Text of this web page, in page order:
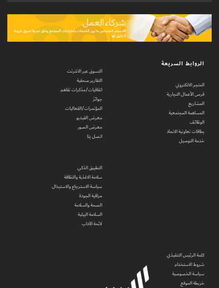
الروابط السريعة
المتجر الالكتروني
فرص الأعمال التجارية
المشاريع
المساهمة المجتمعية
الوظائف
بطاقات تعاونية الاتحاد
خدمة التوصيل
التسوق عبر الانترنت
التقارير صحفية
اتفاقيات/مذكرات تفاهم
جوائز
المؤتمرات/الفعاليات
معرض الفيديو
معرض الصور
اتصل بنا
التطبيق الذكي
سلامة الاغذية والنظافة
سياسة الاسترجاع والاستبدال
مراقبة الجودة
الصحة والسلامة
السلامة البيئية
لائحة الآداب
كلمة الرئيس التنفيذي
شروط الاستخدام
سياسة الخصوصية
خريطة الموقع